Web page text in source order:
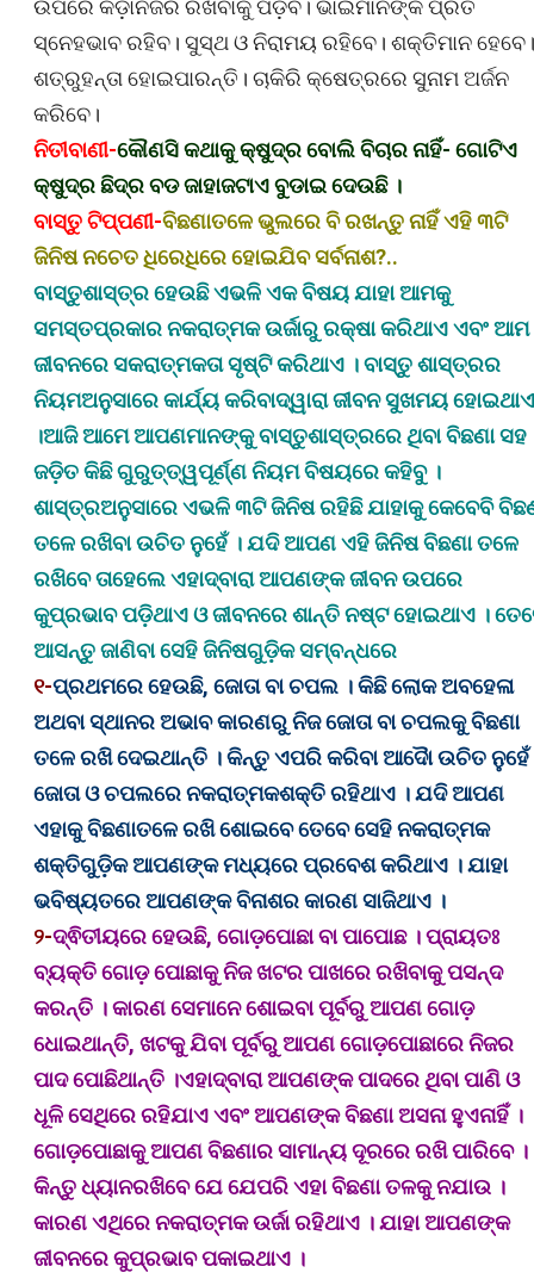
ଉପରେ କଡ଼ାନଜର ରଖିବାକୁ ପଡ଼ିବ। ଭାଇମାନଙ୍କ ପ୍ରତି
ସ୍ନେହଭାବ ରହିବ। ସୁସ୍ଥ ଓ ନିରାମୟ ରହିବେ। ଶକ୍ତିମାନ ହେବେ।
ଶତ୍ରୁହନ୍ତା ହୋଇପାରନ୍ତି। ଚାକିରି କ୍ଷେତ୍ରରେ ସୁନାମ ଅର୍ଜନ
କରିବେ।
ନିତୀବାଣୀ-କୌଣସି କଥାକୁ କ୍ଷୁଦ୍ର ବୋଲି ବିଚାର ନାହିଁ- ଗୋଟିଏ
କ୍ଷୁଦ୍ର ଛିଦ୍ର ବଡ ଜାହାଜଟାଏ ବୁଡାଇ ଦେଉଛି ।
ବାସ୍ତୁ ଟିପ୍ପଣୀ-ବିଛଣାତଳେ ଭୁଲରେ ବି ରଖନ୍ତୁ ନାହିଁ ଏହି ୩ଟି
ଜିନିଷ ନଚେତ ଧିରେଧିରେ ହୋଇଯିବ ସର୍ବନାଶ?..
ବାସ୍ତୁଶାସ୍ତ୍ର ହେଉଛି ଏଭଳି ଏକ ବିଷୟ ଯାହା ଆମକୁ
ସମସ୍ତପ୍ରକାର ନକରାତ୍ମକ ଉର୍ଜାରୁ ରକ୍ଷା କରିଥାଏ ଏବଂ ଆମ
ଜୀବନରେ ସକରାତ୍ମକତା ସୃଷ୍ଟି କରିଥାଏ । ବାସ୍ତୁ ଶାସ୍ତ୍ରର
ନିୟମଅନୁସାରେ କାର୍ଯ୍ୟ କରିବାଦ୍ୱାରା ଜୀବନ ସୁଖମୟ ହୋଇଥାଏ
।ଆଜି ଆମେ ଆପଣମାନଙ୍କୁ ବାସ୍ତୁଶାସ୍ତ୍ରରେ ଥିବା ବିଛଣା ସହ
ଜଡ଼ିତ କିଛି ଗୁରୁତ୍ତ୍ୱପୂର୍ଣ୍ଣ ନିୟମ ବିଷୟରେ କହିବୁ ।
ଶାସ୍ତ୍ରଅନୁସାରେ ଏଭଳି ୩ଟି ଜିନିଷ ରହିଛି ଯାହାକୁ କେବେବି
ତଳେ ରଖିବା ଉଚିତ ନୁହେଁ । ଯଦି ଆପଣ ଏହି ଜିନିଷ ବିଛଣା ତଳେ
ରଖିବେ ତାହେଲେ ଏହାଦ୍ବାରା ଆପଣଙ୍କ ଜୀବନ ଉପରେ
କୁପ୍ରଭାବ ପଡ଼ିଥାଏ ଓ ଜୀବନରେ ଶାନ୍ତି ନଷ୍ଟ ହୋଇଥାଏ ।
ଆସନ୍ତୁ ଜାଣିବା ସେହି ଜିନିଷଗୁଡ଼ିକ ସମ୍ବନ୍ଧରେ
୧-ପ୍ରଥମରେ ହେଉଛି, ଜୋତା ବା ଚପଲ । କିଛି ଲୋକ ଅବହେଳା
ଅଥବା ସ୍ଥାନର ଅଭାବ କାରଣରୁ ନିଜ ଜୋତା ବା ଚପଲକୁ ବିଛଣା
ତଳେ ରଖି ଦେଇଥାନ୍ତି । କିନ୍ତୁ ଏପରି କରିବା ଆଦୈା ଉଚିତ ନୁହେଁ
ଜୋତା ଓ ଚପଲରେ ନକରାତ୍ମକଶକ୍ତି ରହିଥାଏ । ଯଦି ଆପଣ
ଏହାକୁ ବିଛଣାତଳେ ରଖି ଶୋଇବେ ତେବେ ସେହି ନକରାତ୍ମକ
ଶକ୍ତିଗୁଡ଼ିକ ଆପଣଙ୍କ ମଧ୍ୟରେ ପ୍ରବେଶ କରିଥାଏ । ଯାହା
ଭବିଷ୍ୟତରେ ଆପଣଙ୍କ ବିନାଶର କାରଣ ସାଜିଥାଏ ।
୨-ଦ୍ଵିତୀୟରେ ହେଉଛି, ଗୋଡ଼ପୋଛା ବା ପାପୋଛ । ପ୍ରାୟତଃ
ବ୍ୟକ୍ତି ଗୋଡ଼ ପୋଛାକୁ ନିଜ ଖଟର ପାଖରେ ରଖିବାକୁ ପସନ୍ଦ
କରନ୍ତି । କାରଣ ସେମାନେ ଶୋଇବା ପୂର୍ବରୁ ଆପଣ ଗୋଡ଼
ଧୋଇଥାନ୍ତି, ଖଟକୁ ଯିବା ପୂର୍ବରୁ ଆପଣ ଗୋଡ଼ପୋଛାରେ ନିଜର
ପାଦ ପୋଛିଥାନ୍ତି ।ଏହାଦ୍ବାରା ଆପଣଙ୍କ ପାଦରେ ଥିବା ପାଣି ଓ
ଧୂଳି ସେଥିରେ ରହିଯାଏ ଏବଂ ଆପଣଙ୍କ ବିଛଣା ଅସନା ହୁଏନାହିଁ ।
ଗୋଡ଼ପୋଛାକୁ ଆପଣ ବିଛଣାର ସାମାନ୍ୟ ଦୂରରେ ରଖି ପାରିବେ ।
କିନ୍ତୁ ଧ୍ୟାନରଖିବେ ଯେ ଯେପରି ଏହା ବିଛଣା ତଳକୁ ନଯାଉ ।
କାରଣ ଏଥିରେ ନକରାତ୍ମକ ଉର୍ଜା ରହିଥାଏ । ଯାହା ଆପଣଙ୍କ
ଜୀବନରେ କୁପ୍ରଭାବ ପକାଇଥାଏ ।